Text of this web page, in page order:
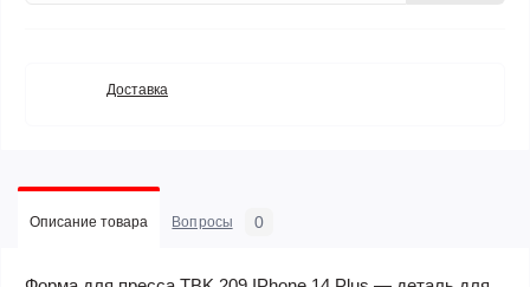
Доставка
Описание товара Вопросы 0